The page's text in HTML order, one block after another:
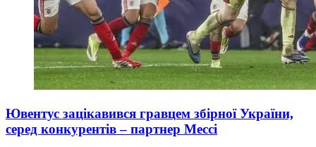
Ювентус зацікавився гравцем збірної України,
серед конкурентів – партнер Мессі